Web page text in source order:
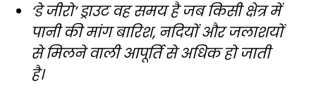
‘डे जीरो’ ड्राउट वह समय है जब किसी क्षेत्र में
पानी की मांग बारिश, नदियों और जलाशयों
से मिलने वाली आपूर्ति से अधिक हो जाती
है।